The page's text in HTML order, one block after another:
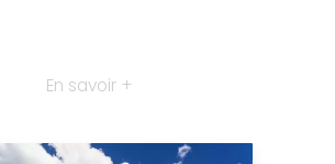
En savoir +